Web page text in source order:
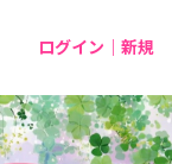
ログイン｜新規